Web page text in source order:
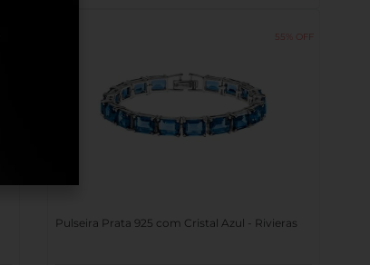
55%
Pulseira Prata 925 com Cristal Azul - Rivieras